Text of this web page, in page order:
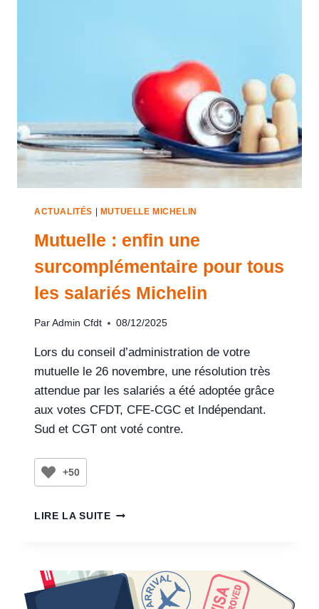
ACTUALITÉS | MUTUELLE MICHELIN
Mutuelle : enfin une
surcomplémentaire pour tous
les salariés Michelin
Par Admin Cfdt 08/12/2025
Lors du conseil d’administration de votre
mutuelle le 26 novembre, une résolution très
attendue par les salariés a été adoptée grâce
aux votes CFDT, CFE-CGC et Indépendant.
Sud et CGT ont voté contre.
+50
LIRE LA SUITE